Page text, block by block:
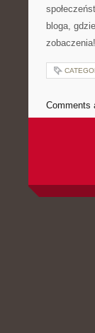
bloga,
zobaczenia!
Comments